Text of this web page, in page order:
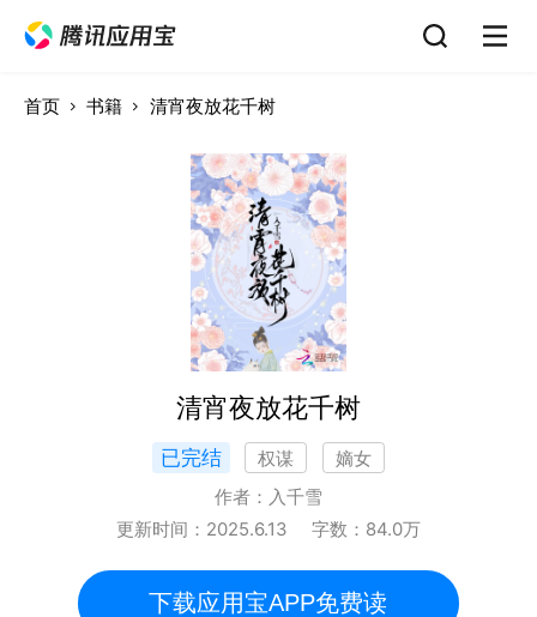
首页 书籍 清宵夜放花千树
清宵夜放花千树
已完结 权谋
嫡女
作者： 入千雪
更新时间： 2025.6.13 字数： 84.0万
下载应用宝APP免费读